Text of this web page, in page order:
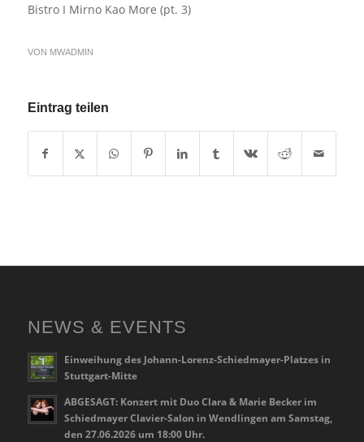
Bistro I Mirno Kao More (pt. 3)
VON MWADMIN
Eintrag teilen
NEWS & EVENTS
Einweihung des Johann-Lorenz-Schiedmayer-Platzes in
Stuttgart-Mitte
ABGESAGT: Konzert mit Duo Clara & Marie Becker im
Schiedmayer Clavier-Salon in Wendlingen am Samstag,
den 27.06.2026 um 18:00 Uhr.